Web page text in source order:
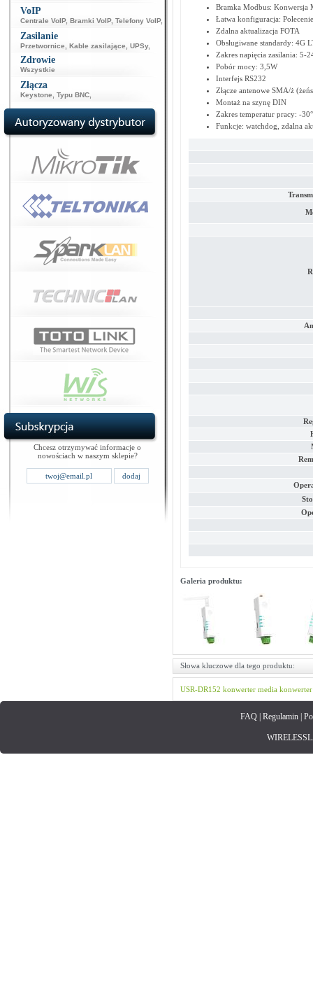
VoIP
Centrale VoIP, Bramki VoIP, Telefony VoIP,
Zasilanie
Przetwornice Kable zasilające UPSy,
Zdrowie
Wszystkie
Złącza
Keystone Typu BNC
Chcesz otrzymywać informacje o
nowościach w naszym sklepie?
Bramka Modbus: Konwersja
Łatwa konfiguracja:
Zdalna aktualizacja FOTA
Obsługiwane standardy: 4G
Zakres napięcia zasilania: 5-
Pobór mocy: 3,5W
Interfejs RS232
Złącze antenowe SMA/ż
Montaż na szynę DIN
Zakres temperatur pracy: -
Funkcje: watchdog, zdalna
Galeria produktu:
Słowa kluczowe dla tego produktu:
USR-DR152 konwerter media konwerter
FAQ| Regulamin|